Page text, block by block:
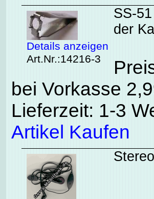
Details anzeigen
Art.Nr.:14216-3
SS-
der
bei Vorkasse
Lieferzeit: 1-3
Artikel Kaufen